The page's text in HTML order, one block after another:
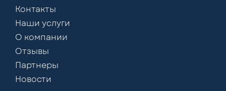
Контакты
Наши услуги
О компании
Отзывы
Партнеры
Новости